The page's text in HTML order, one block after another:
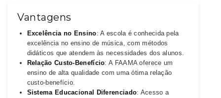
Vantagens
Excelência no Ensino: A escola é conhecida pela
excelência no ensino de música, com métodos
didáticos que atendem às necessidades dos alunos.
Relação Custo-Benefício: A FAAMA oferece um
ensino de alta qualidade com uma ótima relação
custo-benefício.
Sistema Educacional Diferenciado: Acesso a